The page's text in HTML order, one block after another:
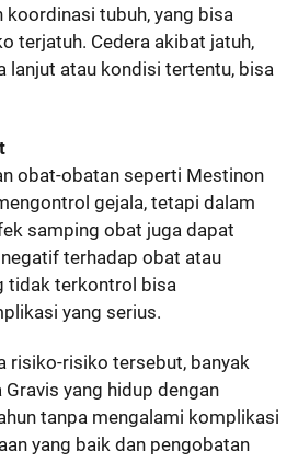
koordinasi tubuh, yang bisa
terjatuh. Cedera akibat jatuh,
lanjut atau kondisi tertentu, bisa
obat-obatan seperti Mestinon
gejala, tetapi dalam
samping obat juga dapat
terhadap obat atau
tidak terkontrol bisa
yang serius.
risiko-risiko tersebut, banyak
yang hidup dengan
tanpa mengalami komplikasi
yang baik dan pengobatan